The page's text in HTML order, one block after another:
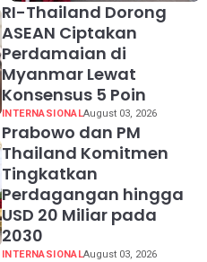
RI-Thailand Dorong
ASEAN Ciptakan
Perdamaian di
Myanmar Lewat
Konsensus 5 Poin
INTERNASIONALAugust 03, 2026
Prabowo dan PM
Thailand Komitmen
Tingkatkan
Perdagangan hingga
USD 20 Miliar pada
2030
INTERNASIONALAugust 03, 2026